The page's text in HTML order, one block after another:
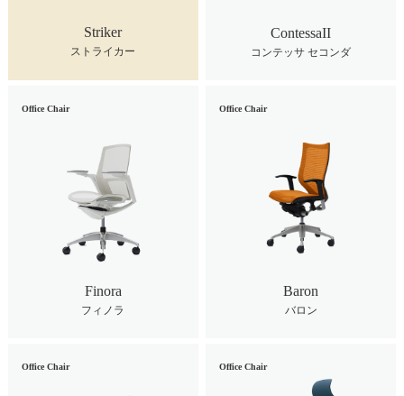
Striker
ストライカー
ContessaII
コンテッサ セコンダ
Office Chair
Finora
フィノラ
Office Chair
Baron
バロン
Office Chair Office Chair